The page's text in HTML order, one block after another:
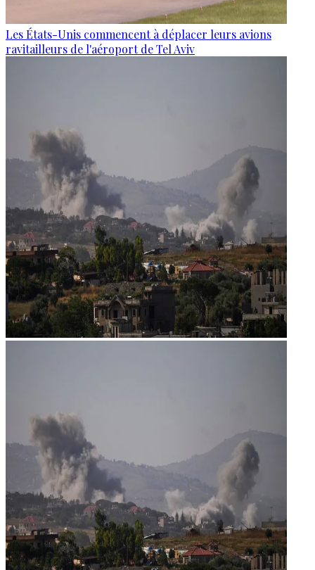
Les États-Unis commencent à déplacer leurs avions
ravitailleurs de l'aéroport de Tel Aviv